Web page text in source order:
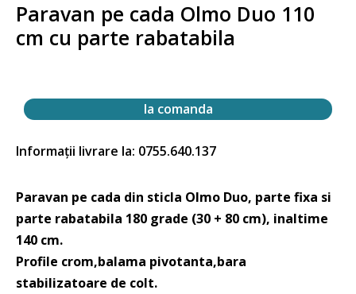
Paravan pe cada Olmo Duo 110
cm cu parte rabatabila
la comanda
Informații livrare la: 0755.640.137
Paravan pe cada din sticla Olmo Duo, parte fixa si
parte rabatabila 180 grade (30 + 80 cm), inaltime
140 cm.
Profile crom,balama pivotanta,bara
stabilizatoare de colt.